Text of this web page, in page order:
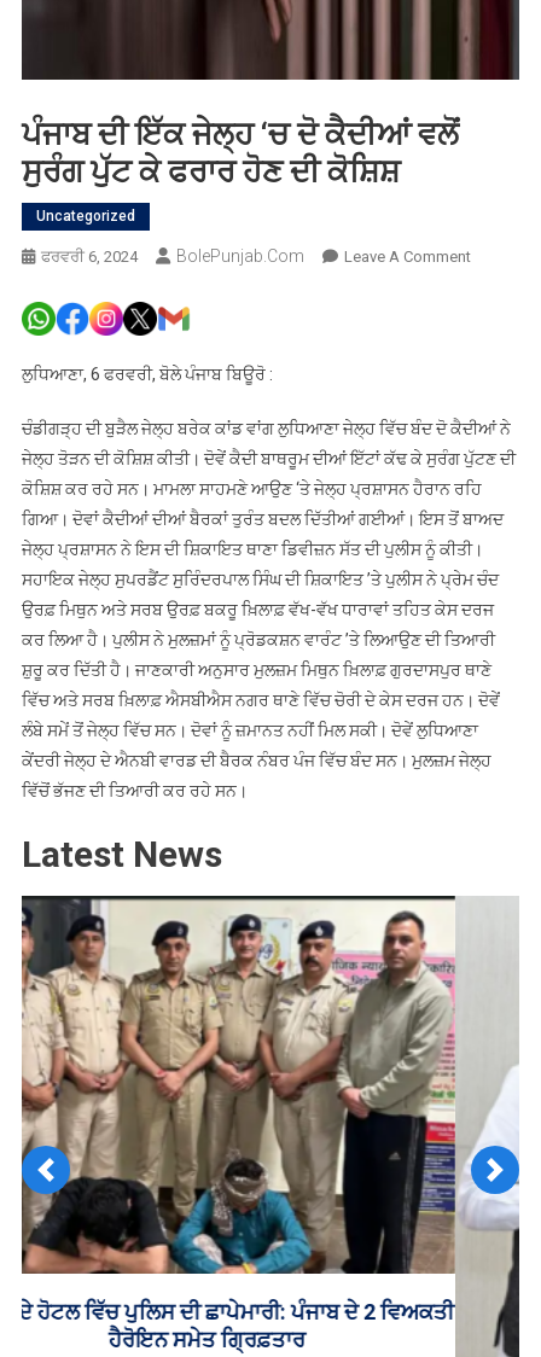
ਪੰਜਾਬ ਦੀ ਇੱਕ ਜੇਲ੍ਹ ‘ਚ ਦੋ ਕੈਦੀਆਂ ਵਲੋਂ
ਸੁਰੰਗ ਪੁੱਟ ਕੇ ਫਰਾਰ ਹੋਣ ਦੀ ਕੋਸ਼ਿਸ਼
Uncategorized
ਫਰਵਰੀ 6, 2024 BolePunjab.com Leave A CommentOn
ਦੋ
ਕੈਦੀਆਂ
ਵਲੋਂ
ਕੇ
ਫਰਾਰ
ਹੋਣ
ਦੀ
ਕੋਸ਼ਿਸ਼
ਲੁਧਿਆਣਾ, 6 ਫਰਵਰੀ, ਬੋਲੇ ਪੰਜਾਬ ਬਿਊਰੋ :
ਚੰਡੀਗੜ੍ਹ ਦੀ ਬੁੜੈਲ ਜੇਲ੍ਹ ਬਰੇਕ ਕਾਂਡ ਵਾਂਗ ਲੁਧਿਆਣਾ ਜੇਲ੍ਹ ਵਿੱਚ ਬੰਦ ਦੋ ਕੈਦੀਆਂ ਨੇ
ਜੇਲ੍ਹ ਤੋੜਨ ਦੀ ਕੋਸ਼ਿਸ਼ ਕੀਤੀ। ਦੋਵੇਂ ਕੈਦੀ ਬਾਥਰੂਮ ਦੀਆਂ ਇੱਟਾਂ ਕੱਢ ਕੇ ਸੁਰੰਗ ਪੁੱਟਣ ਦੀ
ਕੋਸ਼ਿਸ਼ ਕਰ ਰਹੇ ਸਨ। ਮਾਮਲਾ ਸਾਹਮਣੇ ਆਉਣ ‘ਤੇ ਜੇਲ੍ਹ ਪ੍ਰਸ਼ਾਸਨ ਹੈਰਾਨ ਰਹਿ
ਗਿਆ। ਦੋਵਾਂ ਕੈਦੀਆਂ ਦੀਆਂ ਬੈਰਕਾਂ ਤੁਰੰਤ ਬਦਲ ਦਿੱਤੀਆਂ ਗਈਆਂ। ਇਸ ਤੋਂ ਬਾਅਦ
ਜੇਲ੍ਹ ਪ੍ਰਸ਼ਾਸਨ ਨੇ ਇਸ ਦੀ ਸ਼ਿਕਾਇਤ ਥਾਣਾ ਡਿਵੀਜ਼ਨ ਸੱਤ ਦੀ ਪੁਲੀਸ ਨੂੰ ਕੀਤੀ।
ਸਹਾਇਕ ਜੇਲ੍ਹ ਸੁਪਰਡੈਂਟ ਸੁਰਿੰਦਰਪਾਲ ਸਿੰਘ ਦੀ ਸ਼ਿਕਾਇਤ ’ਤੇ ਪੁਲੀਸ ਨੇ ਪ੍ਰੇਮ ਚੰਦ
ਉਰਫ਼ ਮਿਥੁਨ ਅਤੇ ਸਰਬ ਉਰਫ਼ ਬਕਰੂ ਖ਼ਿਲਾਫ਼ ਵੱਖ-ਵੱਖ ਧਾਰਾਵਾਂ ਤਹਿਤ ਕੇਸ ਦਰਜ
ਕਰ ਲਿਆ ਹੈ। ਪੁਲੀਸ ਨੇ ਮੁਲਜ਼ਮਾਂ ਨੂੰ ਪ੍ਰੋਡਕਸ਼ਨ ਵਾਰੰਟ ’ਤੇ ਲਿਆਉਣ ਦੀ ਤਿਆਰੀ
ਸ਼ੁਰੂ ਕਰ ਦਿੱਤੀ ਹੈ। ਜਾਣਕਾਰੀ ਅਨੁਸਾਰ ਮੁਲਜ਼ਮ ਮਿਥੁਨ ਖ਼ਿਲਾਫ਼ ਗੁਰਦਾਸਪੁਰ ਥਾਣੇ
ਵਿੱਚ ਅਤੇ ਸਰਬ ਖ਼ਿਲਾਫ਼ ਐਸਬੀਐਸ ਨਗਰ ਥਾਣੇ ਵਿੱਚ ਚੋਰੀ ਦੇ ਕੇਸ ਦਰਜ ਹਨ। ਦੋਵੇਂ
ਲੰਬੇ ਸਮੇਂ ਤੋਂ ਜੇਲ੍ਹ ਵਿੱਚ ਸਨ। ਦੋਵਾਂ ਨੂੰ ਜ਼ਮਾਨਤ ਨਹੀਂ ਮਿਲ ਸਕੀ। ਦੋਵੇਂ ਲੁਧਿਆਣਾ
ਕੇਂਦਰੀ ਜੇਲ੍ਹ ਦੇ ਐਨਬੀ ਵਾਰਡ ਦੀ ਬੈਰਕ ਨੰਬਰ ਪੰਜ ਵਿੱਚ ਬੰਦ ਸਨ। ਮੁਲਜ਼ਮ ਜੇਲ੍ਹ
ਵਿੱਚੋਂ ਭੱਜਣ ਦੀ ਤਿਆਰੀ ਕਰ ਰਹੇ ਸਨ।
Latest News
Previous Next